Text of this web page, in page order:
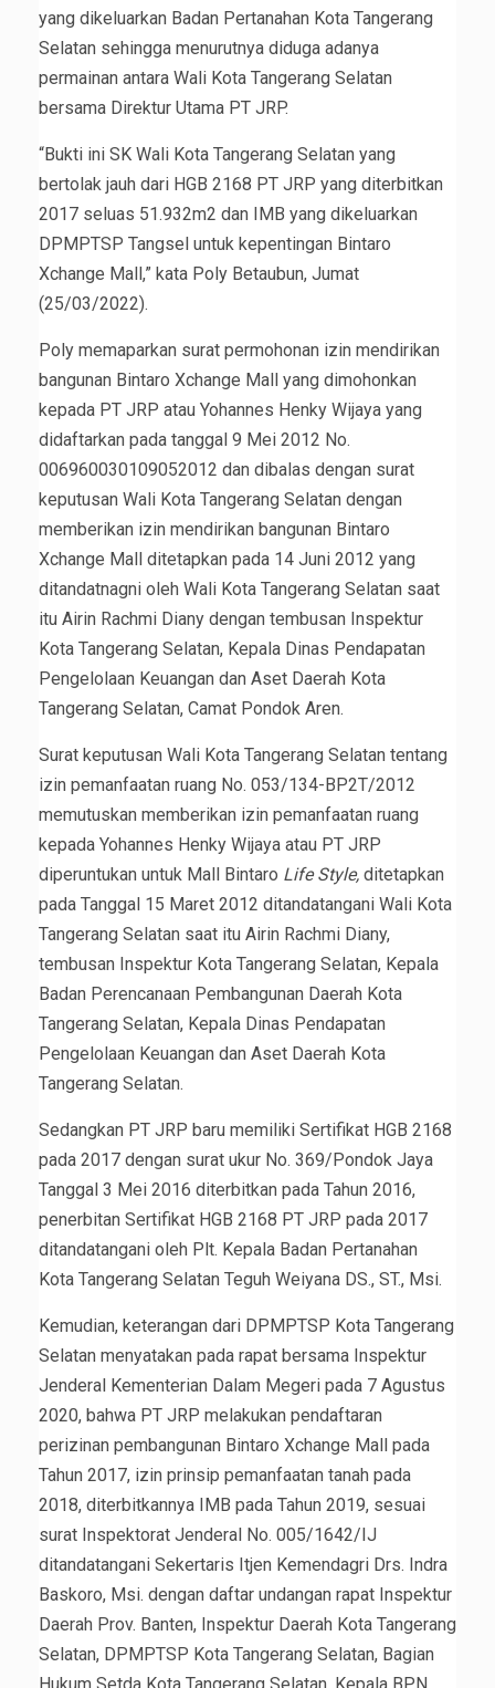
yang dikeluarkan Badan Pertanahan Kota Tangerang
Selatan sehingga menurutnya diduga adanya
permainan antara Wali Kota Tangerang Selatan
bersama Direktur Utama PT JRP.
“Bukti ini SK Wali Kota Tangerang Selatan yang
bertolak jauh dari HGB 2168 PT JRP yang diterbitkan
2017 seluas 51.932m2 dan IMB yang dikeluarkan
DPMPTSP Tangsel untuk kepentingan Bintaro
Xchange Mall,” kata Poly Betaubun, Jumat
(25/03/2022).
Poly memaparkan surat permohonan izin mendirikan
bangunan Bintaro Xchange Mall yang dimohonkan
kepada PT JRP atau Yohannes Henky Wijaya yang
didaftarkan pada tanggal 9 Mei 2012 No.
006960030109052012 dan dibalas dengan surat
keputusan Wali Kota Tangerang Selatan dengan
memberikan izin mendirikan bangunan Bintaro
Xchange Mall ditetapkan pada 14 Juni 2012 yang
ditandatnagni oleh Wali Kota Tangerang Selatan saat
itu Airin Rachmi Diany dengan tembusan Inspektur
Kota Tangerang Selatan, Kepala Dinas Pendapatan
Pengelolaan Keuangan dan Aset Daerah Kota
Tangerang Selatan, Camat Pondok Aren.
Surat keputusan Wali Kota Tangerang Selatan tentang
izin pemanfaatan ruang No. 053/134-BP2T/2012
memutuskan memberikan izin pemanfaatan ruang
kepada Yohannes Henky Wijaya atau PT JRP
diperuntukan untuk Mall Bintaro Life Style, ditetapkan
pada Tanggal 15 Maret 2012 ditandatangani Wali Kota
Tangerang Selatan saat itu Airin Rachmi Diany,
tembusan Inspektur Kota Tangerang Selatan, Kepala
Badan Perencanaan Pembangunan Daerah Kota
Tangerang Selatan, Kepala Dinas Pendapatan
Pengelolaan Keuangan dan Aset Daerah Kota
Tangerang Selatan.
Sedangkan PT JRP baru memiliki Sertifikat HGB 2168
pada 2017 dengan surat ukur No. 369/Pondok Jaya
Tanggal 3 Mei 2016 diterbitkan pada Tahun 2016,
penerbitan Sertifikat HGB 2168 PT JRP pada 2017
ditandatangani oleh Plt. Kepala Badan Pertanahan
Kota Tangerang Selatan Teguh Weiyana DS., ST., Msi.
Kemudian, keterangan dari DPMPTSP Kota Tangerang
Selatan menyatakan pada rapat bersama Inspektur
Jenderal Kementerian Dalam Megeri pada 7 Agustus
2020, bahwa PT JRP melakukan pendaftaran
perizinan pembangunan Bintaro Xchange Mall pada
Tahun 2017, izin prinsip pemanfaatan tanah pada
2018, diterbitkannya IMB pada Tahun 2019, sesuai
surat Inspektorat Jenderal No. 005/1642/IJ
ditandatangani Sekertaris Itjen Kemendagri Drs. Indra
Baskoro, Msi. dengan daftar undangan rapat Inspektur
Daerah Prov. Banten, Inspektur Daerah Kota Tangerang
Selatan, DPMPTSP Kota Tangerang Selatan, Bagian